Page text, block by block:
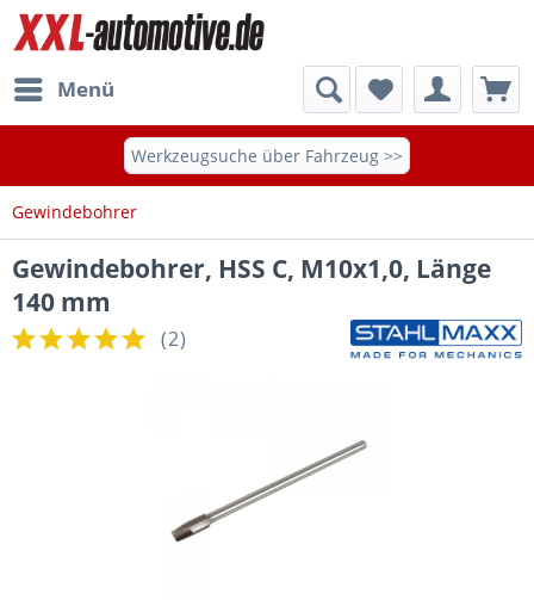
Menü
Werkzeugsuche über Fahrzeug >>
Gewindebohrer
Gewindebohrer, HSS C, M10x1,0, Länge
140 mm
(2)